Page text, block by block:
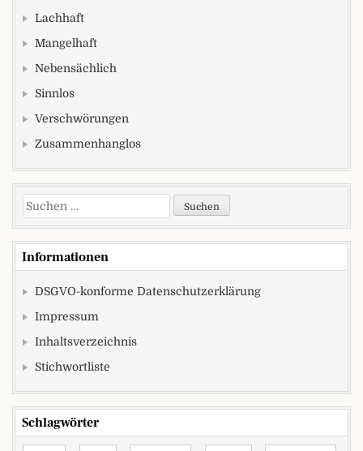
Lachhaft
Mangelhaft
Nebensächlich
Sinnlos
Verschwörungen
Zusammenhanglos
Suchen nach:
Informationen
DSGVO-konforme Datenschutzerklärung
Impressum
Inhaltsverzeichnis
Stichwortliste
Schlagwörter